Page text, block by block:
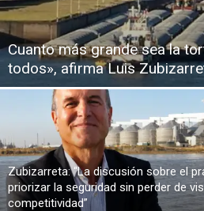
Cuanto más grande sea la
todos», afirma Luis
Zubizarreta: “La discusión sobre el
priorizar la seguridad sin perder de
competitividad”